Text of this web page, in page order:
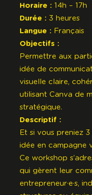
Horaire : 14h – 17h
Durée : 3 heures
Langue : Français
Objectifs :
Permettre aux
idée de
visuelle claire,
utilisant Canva de
stratégique.
Descriptif :
Et si vous preniez
idée en campagne
Ce workshop
qui gèrent leur
entrepreneur·e·s,